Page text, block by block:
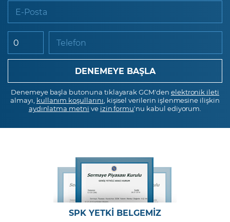
E-Posta
Telefon
Denemeye başla butonuna tıklayarak GCM'den elektronik ileti
almayı, kullanım koşullarını , kişisel verilerin işlenmesine ilişkin
aydınlatma metni ve izin formu'nu kabul ediyorum.
SPK YETKİ BELGEMİZ